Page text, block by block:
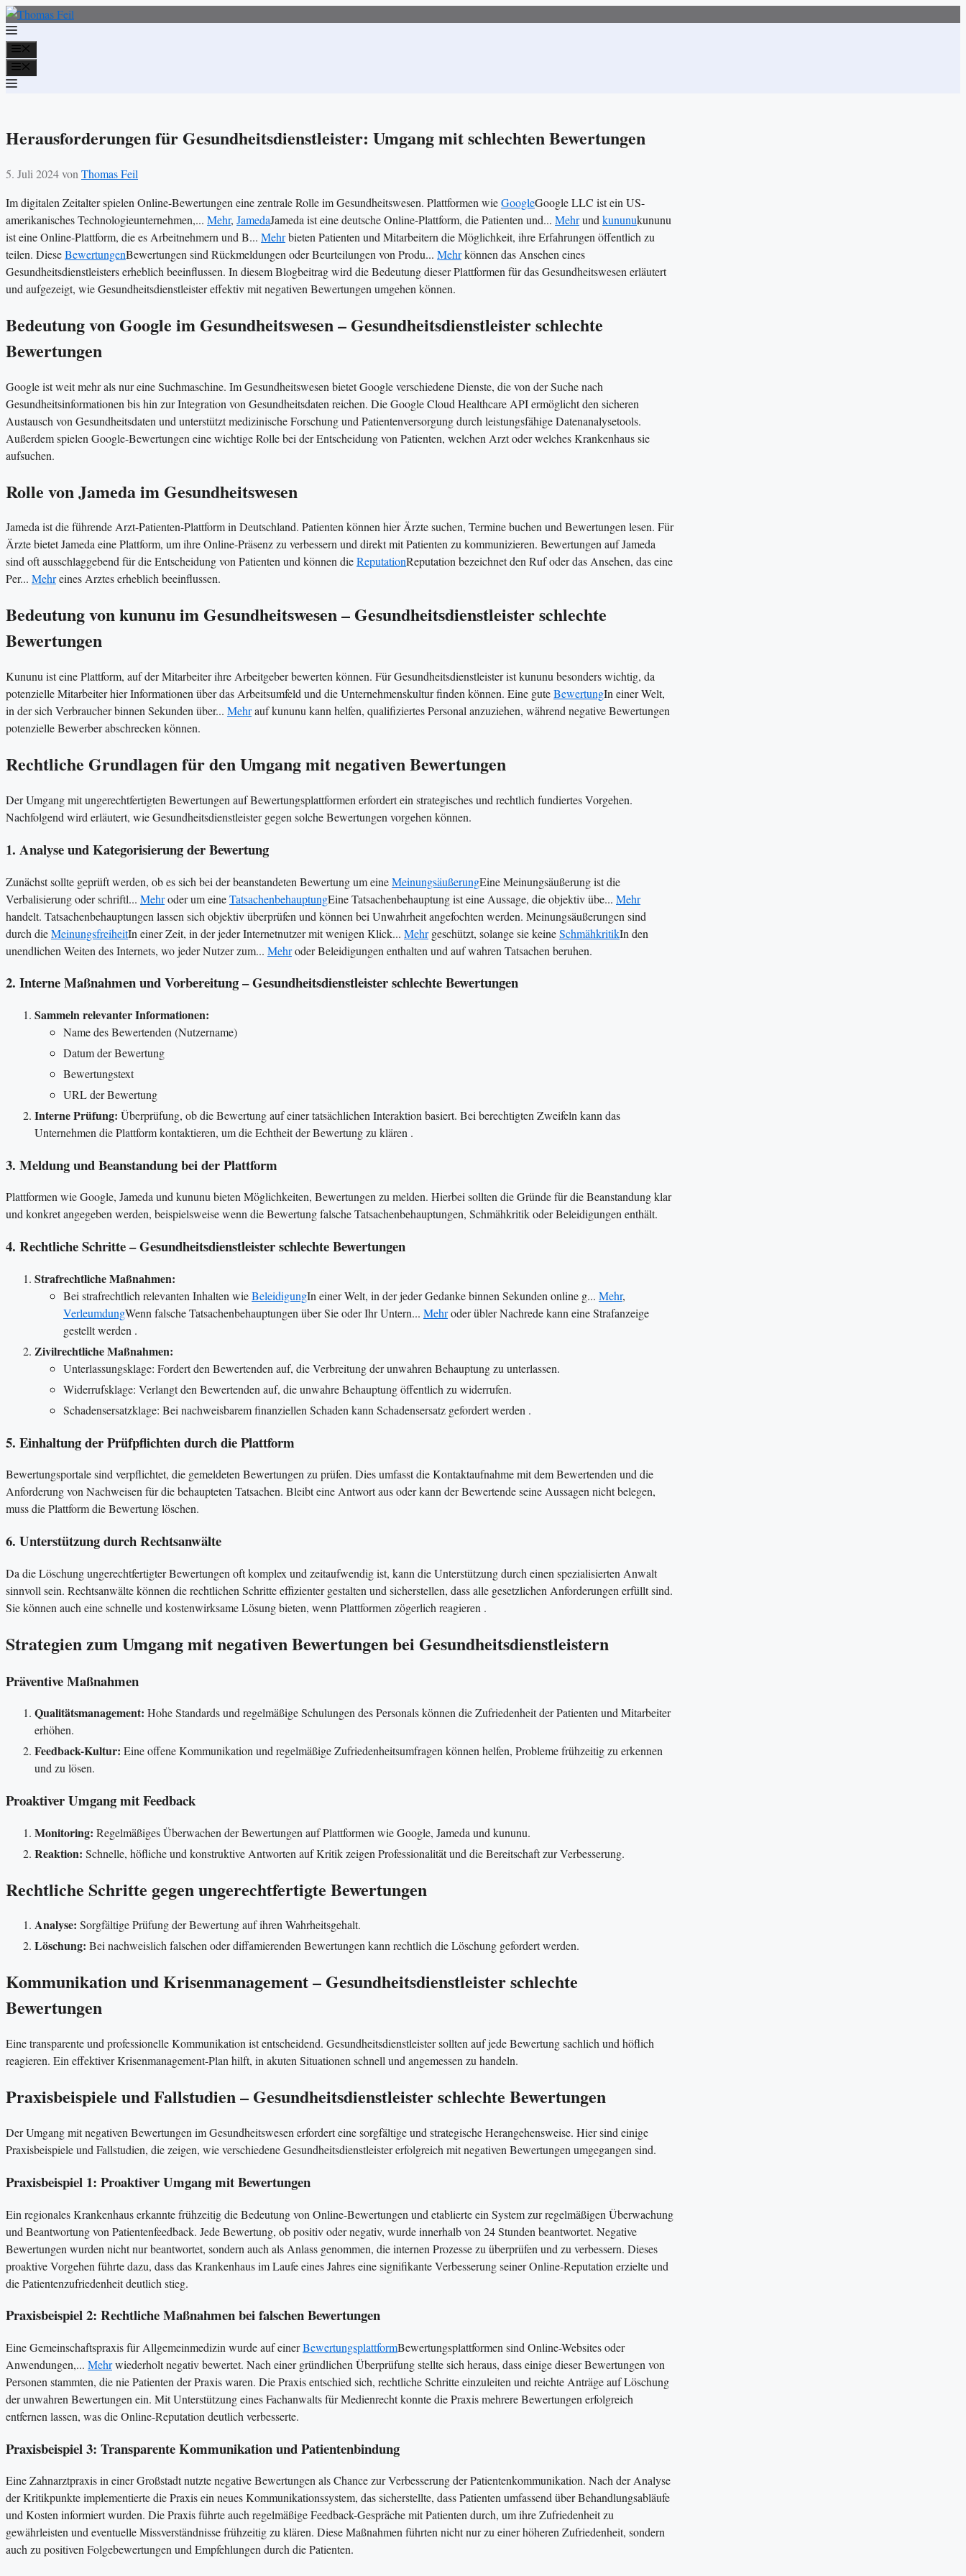
Zum
Inhalt
springen
Herausforderungen für Gesundheitsdienstleister: Umgang mit schlechten Bewertungen
5. Juli 2024von Thomas Feil
Im digitalen Zeitalter spielen Online-Bewertungen eine zentrale Rolle im Gesundheitswesen. Plattformen wieGoogleGoogle LLC ist ein US-
amerikanisches Technologieunternehmen,... Mehr, JamedaJameda ist eine deutsche Online-Plattform, die Patienten und... Mehrund kununukununu
ist eine Online-Plattform, die es Arbeitnehmern und B... Mehrbieten Patienten und Mitarbeitern die Möglichkeit, ihre Erfahrungen öffentlich zu
teilen. DieseBewertungenBewertungen sind Rückmeldungen oder Beurteilungen von Produ... Mehrkönnen das Ansehen eines
Gesundheitsdienstleisters erheblich beeinflussen. In diesem Blogbeitrag wird die Bedeutung dieser Plattformen für das Gesundheitswesen erläutert
und aufgezeigt, wie Gesundheitsdienstleister effektiv mit negativen Bewertungen umgehen können.
Bedeutung von Google im Gesundheitswesen – Gesundheitsdienstleister schlechte
Bewertungen
Google ist weit mehr als nur eine Suchmaschine. Im Gesundheitswesen bietet Google verschiedene Dienste, die von der Suche nach
Gesundheitsinformationen bis hin zur Integration von Gesundheitsdaten reichen. Die Google Cloud Healthcare API ermöglicht den sicheren
Austausch von Gesundheitsdaten und unterstützt medizinische Forschung und Patientenversorgung durch leistungsfähige Datenanalysetools​​.
Außerdem spielen Google-Bewertungen eine wichtige Rolle bei der Entscheidung von Patienten, welchen Arzt oder welches Krankenhaus sie
aufsuchen​​.
Rolle von Jameda im Gesundheitswesen
Jameda ist die führende Arzt-Patienten-Plattform in Deutschland. Patienten können hier Ärzte suchen, Termine buchen und Bewertungen lesen. Für
Ärzte bietet Jameda eine Plattform, um ihre Online-Präsenz zu verbessern und direkt mit Patienten zu kommunizieren. Bewertungen auf Jameda
sind oft ausschlaggebend für die Entscheidung von Patienten und können dieReputationReputation bezeichnet den Ruf oder das Ansehen, das eine
Per... Mehreines Arztes erheblich beeinflussen​.
Bedeutung von kununu im Gesundheitswesen – Gesundheitsdienstleister schlechte
Bewertungen
Kununu ist eine Plattform, auf der Mitarbeiter ihre Arbeitgeber bewerten können. Für Gesundheitsdienstleister ist kununu besonders wichtig, da
potenzielle Mitarbeiter hier Informationen über das Arbeitsumfeld und die Unternehmenskultur finden können. Eine guteBewertungIn einer Welt,
in der sich Verbraucher binnen Sekunden über... Mehrauf kununu kann helfen, qualifiziertes Personal anzuziehen, während negative Bewertungen
potenzielle Bewerber abschrecken können​​.
Rechtliche Grundlagen für den Umgang mit negativen Bewertungen
Der Umgang mit ungerechtfertigten Bewertungen auf Bewertungsplattformen erfordert ein strategisches und rechtlich fundiertes Vorgehen.
Nachfolgend wird erläutert, wie Gesundheitsdienstleister gegen solche Bewertungen vorgehen können.
1. Analyse und Kategorisierung der Bewertung
Zunächst sollte geprüft werden, ob es sich bei der beanstandeten Bewertung um eineMeinungsäußerungEine Meinungsäußerung ist die
Verbalisierung oder schriftl... Mehroder um eineTatsachenbehauptungEine Tatsachenbehauptung ist eine Aussage, die objektiv übe... Mehr
handelt. Tatsachenbehauptungen lassen sich objektiv überprüfen und können bei Unwahrheit angefochten werden. Meinungsäußerungen sind
durch dieMeinungsfreiheitIn einer Zeit, in der jeder Internetnutzer mit wenigen Klick... Mehrgeschützt, solange sie keineSchmähkritikIn den
unendlichen Weiten des Internets, wo jeder Nutzer zum... Mehroder Beleidigungen enthalten und auf wahren Tatsachen beruhen​​.
2. Interne Maßnahmen und Vorbereitung – Gesundheitsdienstleister schlechte Bewertungen
Sammeln relevanter Informationen:
Name des Bewertenden (Nutzername)
Datum der Bewertung
Bewertungstext
URL der Bewertung
Interne Prüfung: Überprüfung, ob die Bewertung auf einer tatsächlichen Interaktion basiert. Bei berechtigten Zweifeln kann das
Unternehmen die Plattform kontaktieren, um die Echtheit der Bewertung zu klären​ ​.
3. Meldung und Beanstandung bei der Plattform
Plattformen wie Google, Jameda und kununu bieten Möglichkeiten, Bewertungen zu melden. Hierbei sollten die Gründe für die Beanstandung klar
und konkret angegeben werden, beispielsweise wenn die Bewertung falsche Tatsachenbehauptungen, Schmähkritik oder Beleidigungen enthält​.
4. Rechtliche Schritte – Gesundheitsdienstleister schlechte Bewertungen
Strafrechtliche Maßnahmen:
Bei strafrechtlich relevanten Inhalten wieBeleidigungIn einer Welt, in der jeder Gedanke binnen Sekunden online g... Mehr,
VerleumdungWenn falsche Tatsachenbehauptungen über Sie oder Ihr Untern... Mehroder übler Nachrede kann eine Strafanzeige
gestellt werden​ ​.
Zivilrechtliche Maßnahmen:
Unterlassungsklage: Fordert den Bewertenden auf, die Verbreitung der unwahren Behauptung zu unterlassen.
Widerrufsklage: Verlangt den Bewertenden auf, die unwahre Behauptung öffentlich zu widerrufen.
Schadensersatzklage: Bei nachweisbarem finanziellen Schaden kann Schadensersatz gefordert werden​ ​.
5. Einhaltung der Prüfpflichten durch die Plattform
Bewertungsportale sind verpflichtet, die gemeldeten Bewertungen zu prüfen. Dies umfasst die Kontaktaufnahme mit dem Bewertenden und die
Anforderung von Nachweisen für die behaupteten Tatsachen. Bleibt eine Antwort aus oder kann der Bewertende seine Aussagen nicht belegen,
muss die Plattform die Bewertung löschen​​.
6. Unterstützung durch Rechtsanwälte
Da die Löschung ungerechtfertigter Bewertungen oft komplex und zeitaufwendig ist, kann die Unterstützung durch einen spezialisierten Anwalt
sinnvoll sein. Rechtsanwälte können die rechtlichen Schritte effizienter gestalten und sicherstellen, dass alle gesetzlichen Anforderungen erfüllt sind.
Sie können auch eine schnelle und kostenwirksame Lösung bieten, wenn Plattformen zögerlich reagieren​ ​.
Strategien zum Umgang mit negativen Bewertungen bei Gesundheitsdienstleistern
Präventive Maßnahmen
Qualitätsmanagement: Hohe Standards und regelmäßige Schulungen des Personals können die Zufriedenheit der Patienten und Mitarbeiter
erhöhen.
Feedback-Kultur: Eine offene Kommunikation und regelmäßige Zufriedenheitsumfragen können helfen, Probleme frühzeitig zu erkennen
und zu lösen.
Proaktiver Umgang mit Feedback
Monitoring: Regelmäßiges Überwachen der Bewertungen auf Plattformen wie Google, Jameda und kununu.
Reaktion: Schnelle, höfliche und konstruktive Antworten auf Kritik zeigen Professionalität und die Bereitschaft zur Verbesserung.
Rechtliche Schritte gegen ungerechtfertigte Bewertungen
Analyse: Sorgfältige Prüfung der Bewertung auf ihren Wahrheitsgehalt.
Löschung: Bei nachweislich falschen oder diffamierenden Bewertungen kann rechtlich die Löschung gefordert werden​.
Kommunikation und Krisenmanagement – Gesundheitsdienstleister schlechte
Bewertungen
Eine transparente und professionelle Kommunikation ist entscheidend. Gesundheitsdienstleister sollten auf jede Bewertung sachlich und höflich
reagieren. Ein effektiver Krisenmanagement-Plan hilft, in akuten Situationen schnell und angemessen zu handeln.
Praxisbeispiele und Fallstudien – Gesundheitsdienstleister schlechte Bewertungen
Der Umgang mit negativen Bewertungen im Gesundheitswesen erfordert eine sorgfältige und strategische Herangehensweise. Hier sind einige
Praxisbeispiele und Fallstudien, die zeigen, wie verschiedene Gesundheitsdienstleister erfolgreich mit negativen Bewertungen umgegangen sind.
Praxisbeispiel 1: Proaktiver Umgang mit Bewertungen
Ein regionales Krankenhaus erkannte frühzeitig die Bedeutung von Online-Bewertungen und etablierte ein System zur regelmäßigen Überwachung
und Beantwortung von Patientenfeedback. Jede Bewertung, ob positiv oder negativ, wurde innerhalb von 24 Stunden beantwortet. Negative
Bewertungen wurden nicht nur beantwortet, sondern auch als Anlass genommen, die internen Prozesse zu überprüfen und zu verbessern. Dieses
proaktive Vorgehen führte dazu, dass das Krankenhaus im Laufe eines Jahres eine signifikante Verbesserung seiner Online-Reputation erzielte und
die Patientenzufriedenheit deutlich stieg​​.
Praxisbeispiel 2: Rechtliche Maßnahmen bei falschen Bewertungen
Eine Gemeinschaftspraxis für Allgemeinmedizin wurde auf einerBewertungsplattformBewertungsplattformen sind Online-Websites oder
Anwendungen,... Mehrwiederholt negativ bewertet. Nach einer gründlichen Überprüfung stellte sich heraus, dass einige dieser Bewertungen von
Personen stammten, die nie Patienten der Praxis waren. Die Praxis entschied sich, rechtliche Schritte einzuleiten und reichte Anträge auf Löschung
der unwahren Bewertungen ein. Mit Unterstützung eines Fachanwalts für Medienrecht konnte die Praxis mehrere Bewertungen erfolgreich
entfernen lassen, was die Online-Reputation deutlich verbesserte​.
Praxisbeispiel 3: Transparente Kommunikation und Patientenbindung
Eine Zahnarztpraxis in einer Großstadt nutzte negative Bewertungen als Chance zur Verbesserung der Patientenkommunikation. Nach der Analyse
der Kritikpunkte implementierte die Praxis ein neues Kommunikationssystem, das sicherstellte, dass Patienten umfassend über Behandlungsabläufe
und Kosten informiert wurden. Die Praxis führte auch regelmäßige Feedback-Gespräche mit Patienten durch, um ihre Zufriedenheit zu
gewährleisten und eventuelle Missverständnisse frühzeitig zu klären. Diese Maßnahmen führten nicht nur zu einer höheren Zufriedenheit, sondern
auch zu positiven Folgebewertungen und Empfehlungen durch die Patienten​​.